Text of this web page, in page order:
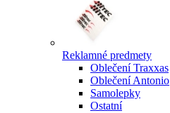
Reklamné predmety
Oblečení Traxxas
Oblečení Antonio
Samolepky
Ostatní